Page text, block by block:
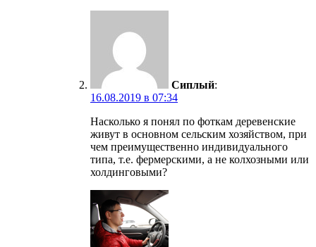
Сиплый:
16.08.2019 в 07:34
Насколько я понял по фоткам деревенские
живут в основном сельским хозяйством, при
чем преимущественно индивидуального
типа, т.е. фермерскими, а не колхозными или
холдинговыми?